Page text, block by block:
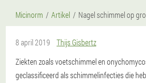
Micinorm Artikel Nagel schimmel op
8 april 2019
Thijs Gisbertz
Ziekten zoals voetschimmel en
geclassificeerd als schimmelinfecties die